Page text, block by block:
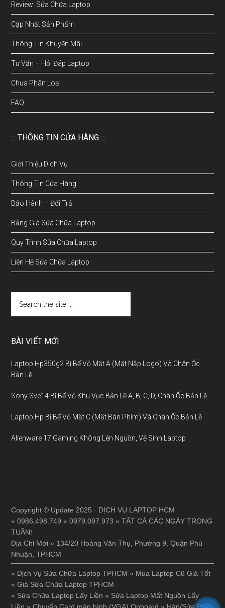
Review: Sửa Chữa Laptop
Cập Nhật Sản Phẩm
Thông Tin Khuyến Mãi
Tư Vấn – Hỏi Đáp Laptop
Chưa Phân Loại
FAQ
::: THÔNG TIN CỬA HÀNG :::
Giới Thiệu Dịch Vụ
Thông Tin Cửa Hàng
Bảo Hành – Đổi Trả
Bảng Giá Sửa Chữa Laptop
Quy Trình Sửa Chữa Laptop
Liên Hệ Sửa Chữa Laptop
BÀI VIẾT MỚI
Laptop Hp350g2 Bị Bể Vỏ Mặt A (Mặt Nắp Logo) Và Chân Ốc
Bản Lề
Sony Sve14 Bị Bể Vỏ Khu Vực Bản Lề A, B, C, D, Chân Ốc Bản Lề
Laptop Hp Bị Bể Vỏ Mặt C (Mặt Bàn Phím) Và Chân Ốc Bản Lề
Alienware 17 Gaming Không Lên Nguồn, Vệ Sinh Laptop
Copyright © Update 2025 · DỊCH VỤ LAPTOP HCM
» 0986.498.749 » 0979.097.973 » TẤT CẢ CÁC NGÀY TRONG
TUẦN!
Địa Chỉ Mới » 134/20 Hoàng Văn Thụ, Phường 9, Quận Phú
Nhuận, TPHCM
» Dịch Vụ Sửa Chữa Laptop TPHCM » Mua Laptop Cũ Giá Tốt
»Giá Sửa Chữa Laptop TPHCM
» Sửa Chữa Laptop Lấy Liền » Sửa Laptop Mất Nguồn Lấy